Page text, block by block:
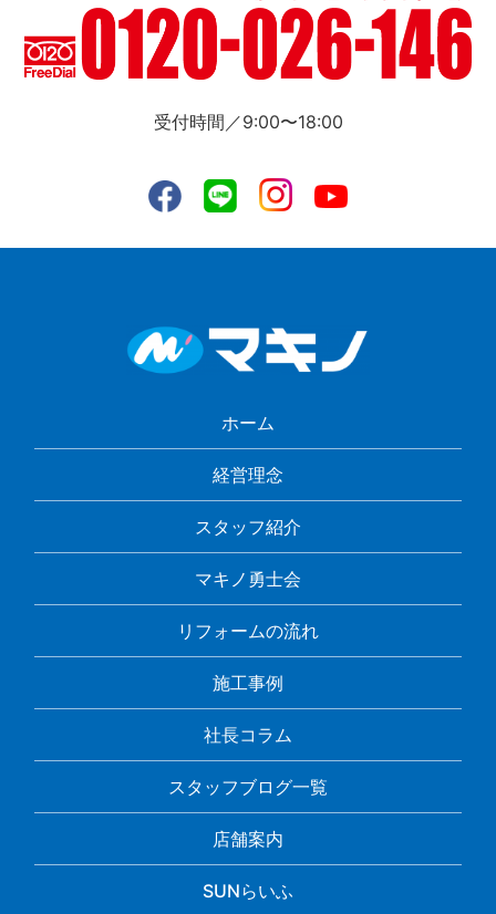
受付時間／9:00〜18:00
ホーム
経営理念
スタッフ紹介
マキノ勇士会
リフォームの流れ
施工事例
社長コラム
スタッフブログ一覧
店舗案内
SUNらいふ